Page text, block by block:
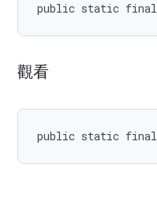
public static final
觀看
public static final